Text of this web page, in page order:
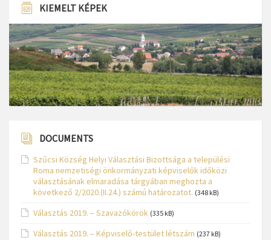
KIEMELT KÉPEK
DOCUMENTS
Szűcsi Község Helyi Választási Bizottsága a települési
Roma nemzetiségi önkormányzati képviselők időközi
választásának elmaradása tárgyában meghozta a
következő 2/2020.(II.24.) számú határozatot. (348 kB)
Választás 2019. – Szavazókörök (335 kB)
Választás 2019. – Képviselő-testület létszám (237 kB)